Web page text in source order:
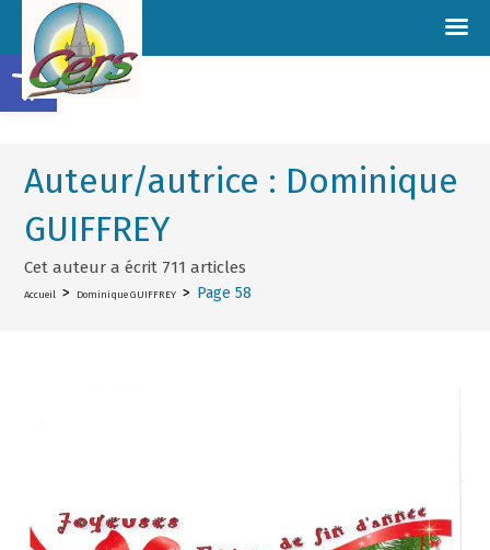
Auteur/autrice : Dominique
GUIFFREY
Cet auteur a écrit 711 articles
Accueil > Dominique GUIFFREY > Page 58
Ouvrir la barre d’outils